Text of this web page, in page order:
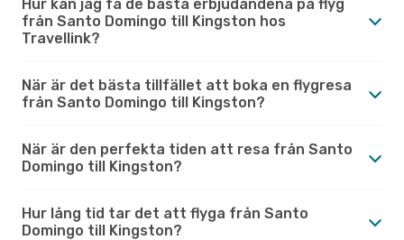
Hur kan jag få de bästa erbjudandena på flyg
från Santo Domingo till Kingston hos
Travellink?
När är det bästa tillfället att boka en flygresa
från Santo Domingo till Kingston?
När är den perfekta tiden att resa från Santo
Domingo till Kingston?
Hur lång tid tar det att flyga från Santo
Domingo till Kingston?